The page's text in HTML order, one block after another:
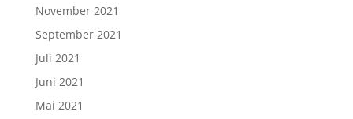
November 2021
September 2021
Juli 2021
Juni 2021
Mai 2021